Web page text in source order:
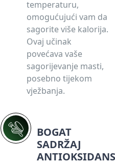
temperaturu,
omogućujući vam da
sagorite više kalorija.
Ovaj učinak
povećava vaše
sagorijevanje masti,
posebno tijekom
vježbanja.
BOGAT
SADRŽAJ